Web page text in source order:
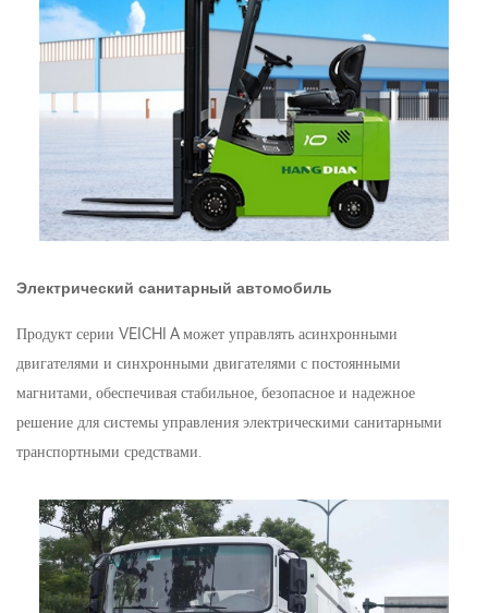
Электрический санитарный автомобиль
Продукт серии VEICHI A может управлять асинхронными
двигателями и синхронными двигателями с постоянными
магнитами, обеспечивая стабильное, безопасное и надежное
решение для системы управления электрическими санитарными
транспортными средствами.